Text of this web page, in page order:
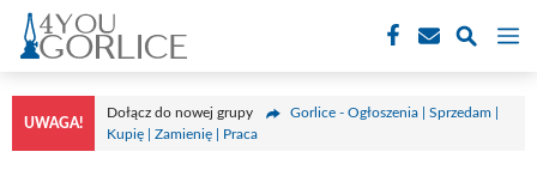
Przejdź
treści
UWAGA!
Dołącz do nowej grupy
Gorlice - Ogłoszenia | Sprzedam |
Kupię | Zamienię | Praca